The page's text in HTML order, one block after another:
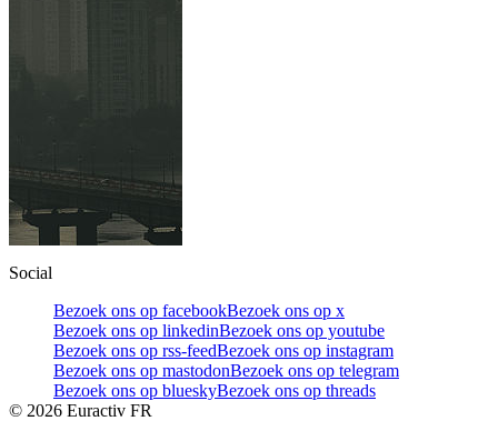
Social
Bezoek ons op facebookBezoek ons op x
Bezoek ons op linkedinBezoek ons op youtube
Bezoek ons op rss-feedBezoek ons op instagram
Bezoek ons op mastodonBezoek ons op telegram
Bezoek ons op blueskyBezoek ons op threads
© 2026 Euractiv FR